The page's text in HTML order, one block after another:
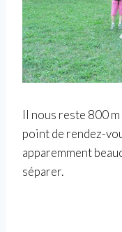
Il nous reste 800
point de rendez-
apparemment
séparer.